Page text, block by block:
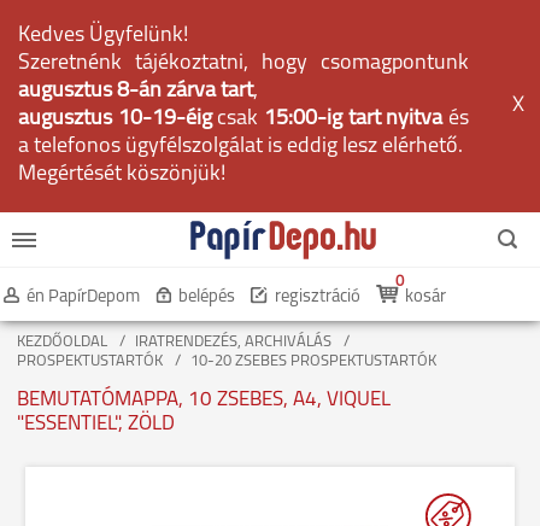
Kedves Ügyfelünk!
Szeretnénk tájékoztatni, hogy csomagpontunk
augusztus 8-án zárva tart,
augusztus 10-19-éig csak 15:00-ig tart nyitvaés
a telefonos ügyfélszolgálat is eddig lesz elérhető.
Megértését köszönjük!
X
én PapírDepom belépés regisztráció kosár
0
KEZDŐOLDAL
IRATRENDEZÉS, ARCHIVÁLÁS
PROSPEKTUSTARTÓK
10-20 ZSEBES PROSPEKTUSTARTÓK
BEMUTATÓMAPPA, 10 ZSEBES, A4, VIQUEL
"ESSENTIEL", ZÖLD